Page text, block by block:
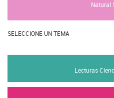
Natural
SELECCIONE UN TEMA
Lecturas